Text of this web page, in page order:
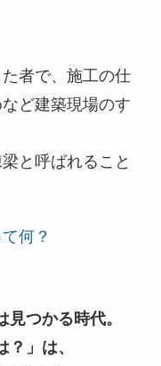
者で、施工の仕
ど建築現場のす
と呼ばれること
何？
つかる時代。
」は、